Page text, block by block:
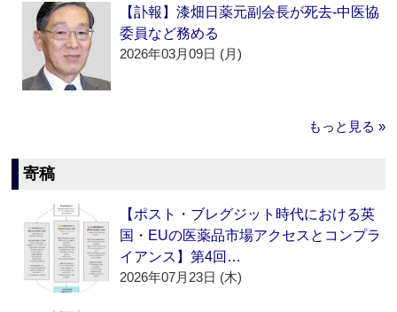
【訃報】漆畑日薬元副会長が死去‐中医協
委員など務める
2026年03月09日 (月)
もっと見る »
寄稿
【ポスト・ブレグジット時代における英
国・EUの医薬品市場アクセスとコンプラ
イアンス】第4回…
2026年07月23日 (木)